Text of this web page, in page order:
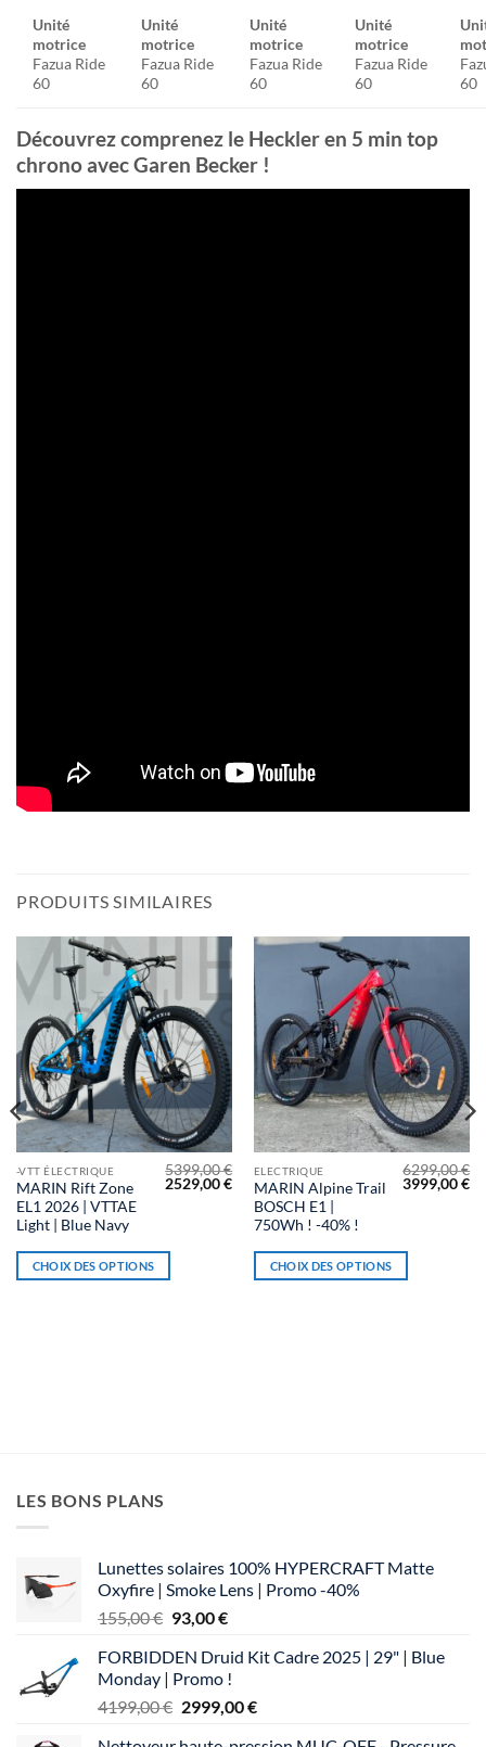
Unité
motrice
Fazua Ride
60
Unité
motrice
Fazua Ride
60
Unité
motrice
Fazua Ride
60
Unité
motrice
Fazua Ride
60
60
Découvrez comprenez le Heckler en 5 min top
chrono avec Garen Becker !
PRODUITS SIMILAIRES
-VTT ÉLECTRIQUE
MARIN Rift Zone
EL1 2026 | VTTAE
Light | Blue Navy
5399,00€
Le
2529,00€Le
prix
actuel
est :
CHOIX DES OPTIONS
Ce
produit
a
variations.
produit
ELECTRIQUE
MARIN Alpine Trail
BOSCH E1 |
750Wh ! -40% !
6299,00€
Le
3999,00€Le
CHOIX DES OPTIONS
Ce
produit
a
variations.
LES BONS PLANS
Lunettes solaires 100% HYPERCRAFT Matte
Oxyfire | Smoke Lens | Promo -40%
155,00€ Le
initial
était :
155,00 €.
93,00€Le
actuel
est :
93,00 €.
FORBIDDEN Druid Kit Cadre 2025 | 29" | Blue
Monday | Promo !
4199,00€ Le
2999,00€Le